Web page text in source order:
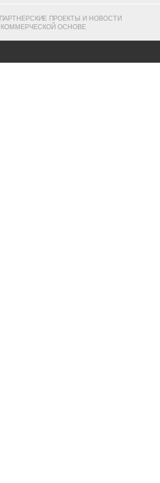
ПРОЕКТЫ И НОВОСТИ
ОСНОВЕ